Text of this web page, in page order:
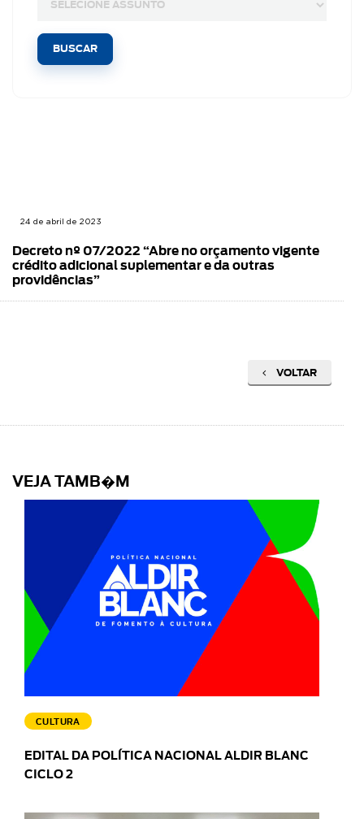
24 de abril de 2023
Decreto nº 07/2022 “Abre no orçamento vigente
crédito adicional suplementar e da outras
providências”
VOLTAR
VEJA TAMB�M
CULTURA
EDITAL DA POLÍTICA NACIONAL ALDIR BLANC
CICLO 2